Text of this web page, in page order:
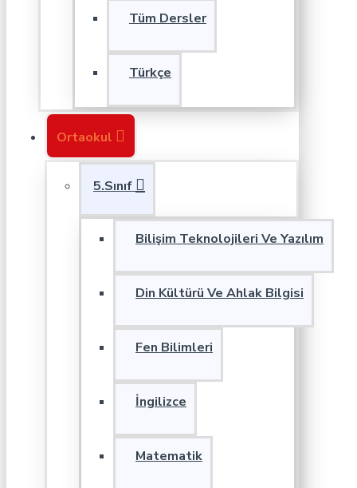
Tüm Dersler
Türkçe
Ortaokul
5.Sınıf
Bilişim Teknolojileri Ve Yazılım
Din Kültürü Ve Ahlak Bilgisi
Fen Bilimleri
İngilizce
Matematik